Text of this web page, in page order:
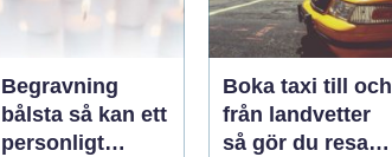
Begravning
bålsta så kan ett
personligt
Boka taxi till och
från landvetter
så gör du resan